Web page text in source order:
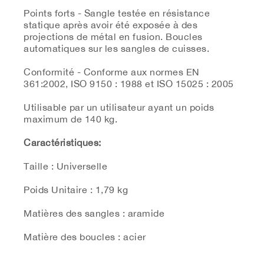
Points forts - Sangle testée en résistance
statique après avoir été exposée à des
projections de métal en fusion. Boucles
automatiques sur les sangles de cuisses.
Conformité - Conforme aux normes EN
361:2002, ISO 9150 : 1988 et ISO 15025 : 2005
Utilisable par un utilisateur ayant un poids
maximum de 140 kg.
Caractéristiques:
Taille : Universelle
Poids Unitaire : 1,79 kg
Matières des sangles : aramide
Matière des boucles : acier